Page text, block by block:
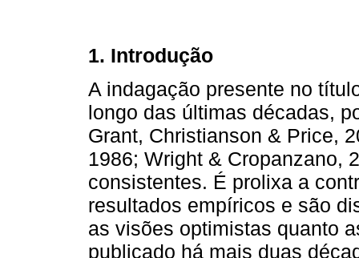
1. Introdução
A indagação presente no
longo das últimas décadas,
Grant, Christianson & Price,
1986; Wright & Cropanzano,
consistentes. É prolixa a
resultados empíricos e são
as visões optimistas quanto
publicado há mais duas